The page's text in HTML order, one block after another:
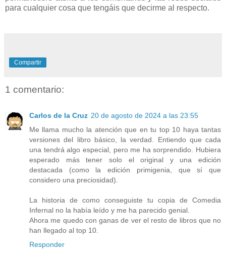
para cualquier cosa que tengáis que decirme al respecto.
Compartir
1 comentario:
Carlos de la Cruz 20 de agosto de 2024 a las 23:55
Me llama mucho la atención que en tu top 10 haya tantas
versiones del libro básico, la verdad. Entiendo que cada
una tendrá algo especial, pero me ha sorprendido. Hubiera
esperado más tener solo el original y una edición
destacada (como la edición primigenia, que sí que
considero una preciosidad).
La historia de como conseguiste tu copia de Comedia
Infernal no la había leído y me ha parecido genial.
Ahora me quedo con ganas de ver el resto de libros que no
han llegado al top 10.
Responder